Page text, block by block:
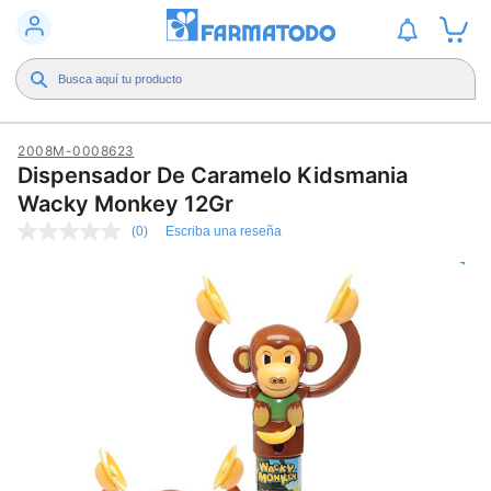
2008M-0008623
Dispensador De Caramelo Kidsmania
Wacky Monkey 12Gr
(0) Escriba una reseña